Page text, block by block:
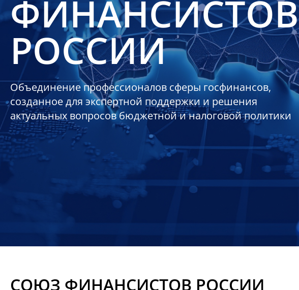
ФИНАНСИСТОВ
РОССИИ
Объединение профессионалов сферы госфинансов,
созданное для экспертной поддержки и решения
актуальных вопросов бюджетной и налоговой политики
СОЮЗ ФИНАНСИСТОВ РОССИИ